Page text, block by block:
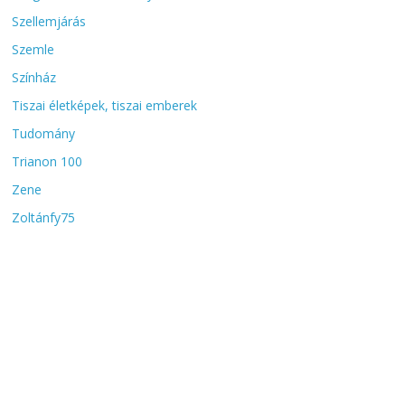
Szellemjárás
Szemle
Színház
Tiszai életképek, tiszai emberek
Tudomány
Trianon 100
Zene
Zoltánfy75